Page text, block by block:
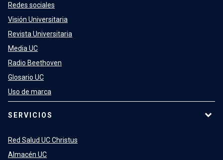
Redes sociales
Visión Universitaria
Revista Universitaria
Media UC
Radio Beethoven
Glosario UC
Uso de marca
SERVICIOS
Red Salud UC Christus
Almacén UC